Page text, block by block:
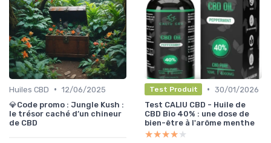
Huiles CBD • 12/06/2025
💎Code promo : Jungle Kush :
le trésor caché d’un chineur
de CBD
Test Produit • 30/01/2026
Test CALIU CBD - Huile de
CBD Bio 40% : une dose de
bien-être à l'arôme menthe
★★★★★
★★★★★